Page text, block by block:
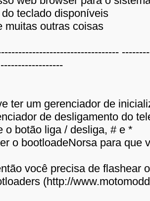
teclado disponíveis
muitas outras coisas
ter um gerenciador de
de desligamento do
o botão liga / desliga, # e *
o bootloadeNorsa para que
você precisa de flashear
(http://